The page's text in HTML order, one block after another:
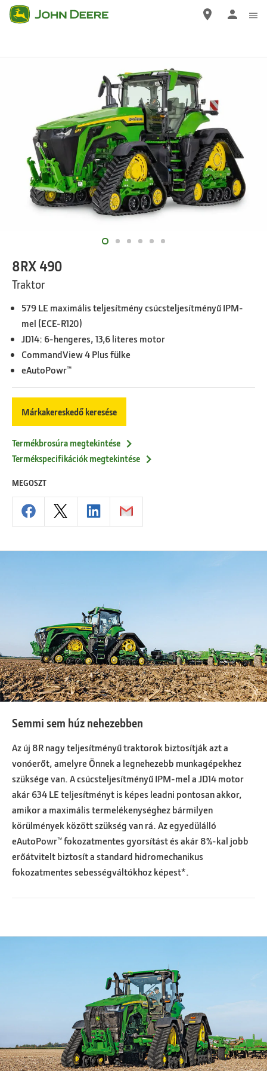
Ugrás
8RX 490
Traktor
579 LE maximális teljesítmény csúcsteljesítményű IPM-
mel (ECE-R120)
JD14: 6-hengeres, 13,6 literes motor
CommandView 4 Plus fülke
eAutoPowr™
Márkakereskedő keresése
Termékbrosúra megtekintése
Termékspecifikációk megtekintése
MEGOSZT
Semmi sem húz nehezebben
Az új 8R nagy teljesítményű traktorok biztosítják azt a
vonóerőt, amelyre Önnek a legnehezebb munkagépekhez
szüksége van. A csúcsteljesítményű IPM-mel a JD14 motor
akár 634 LE teljesítményt is képes leadni pontosan akkor,
amikor a maximális termelékenységhez bármilyen
körülmények között szükség van rá. Az egyedülálló
eAutoPowr™ fokozatmentes gyorsítást és akár 8%-kal jobb
erőátvitelt biztosít a standard hidromechanikus
fokozatmentes sebességváltókhoz képest*.